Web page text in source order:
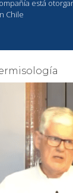
está
Chile